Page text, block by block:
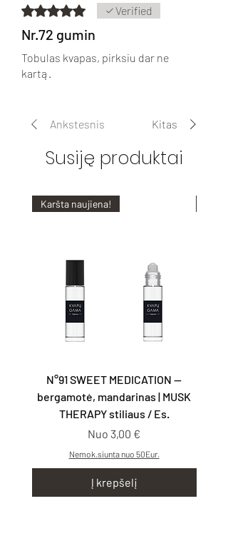
Įvertinta 5 iš 5 žvaigždučių.
Verified
Nr.72 gumin
Tobulas kvapas, pirksiu dar ne
kartą.
Ankstesnis Kitas
Susiję produktai
Karšta naujiena!
N°91 SWEET MEDICATION —
bergamotė, mandarinas | MUSK
THERAPY stiliaus / Es.
Nuo 3,00 €
Pardavimo kaina
Nemok.siunta nuo 50Eur.
Į krepšelį